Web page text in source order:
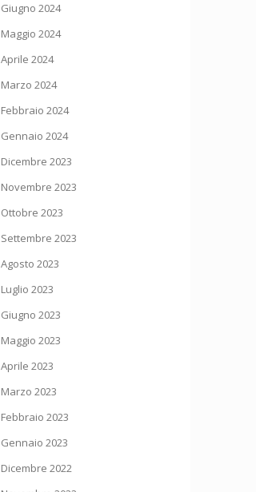
Giugno 2024
Maggio 2024
Aprile 2024
Marzo 2024
Febbraio 2024
Gennaio 2024
Dicembre 2023
Novembre 2023
Ottobre 2023
Settembre 2023
Agosto 2023
Luglio 2023
Giugno 2023
Maggio 2023
Aprile 2023
Marzo 2023
Febbraio 2023
Gennaio 2023
Dicembre 2022